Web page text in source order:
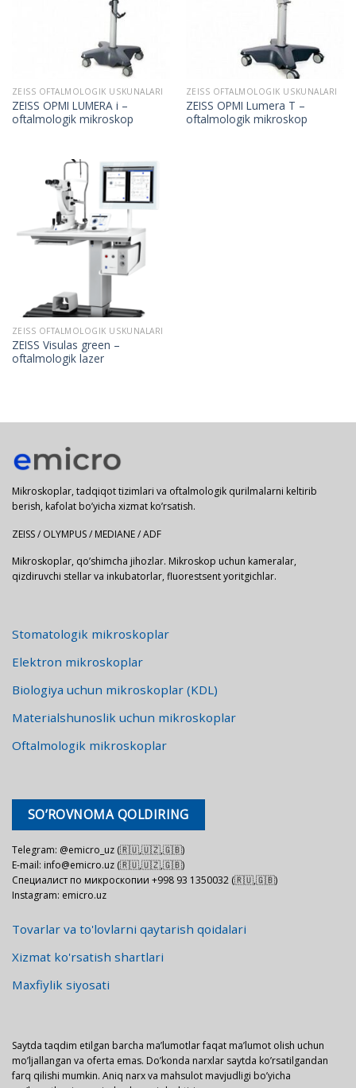
ZEISS OFTALMOLOGIK USKUNALARI
ZEISS OPMI LUMERA i –
oftalmologik mikroskop
ZEISS OFTALMOLOGIK USKUNALARI
ZEISS OPMI Lumera T –
oftalmologik mikroskop
ZEISS OFTALMOLOGIK USKUNALARI
ZEISS Visulas green –
oftalmologik lazer
Mikroskoplar, tadqiqot tizimlari va oftalmologik qurilmalarni keltirib
berish, kafolat bo’yicha xizmat ko’rsatish.
ZEISS / OLYMPUS / MEDIANE / ADF
Mikroskoplar, qo’shimcha jihozlar. Mikroskop uchun kameralar,
qizdiruvchi stellar va inkubatorlar, fluorestsent yoritgichlar.
Stomatologik mikroskoplar
Elektron mikroskoplar
Biologiya uchun mikroskoplar (KDL)
Materialshunoslik uchun mikroskoplar
Oftalmologik mikroskoplar
SO’ROVNOMA QOLDIRING
Telegram: @emicro_uz (🇷🇺,🇺🇿,🇬🇧)
E-mail: info@emicro.uz (🇷🇺,🇺🇿,🇬🇧)
Специалист по микроскопии +998 93 1350032 (🇷🇺,🇬🇧)
Instagram: emicro.uz
Tovarlar va to'lovlarni qaytarish qoidalari
Xizmat ko'rsatish shartlari
Maxfiylik siyosati
Saytda taqdim etilgan barcha ma’lumotlar faqat ma’lumot olish uchun
mo’ljallangan va oferta emas. Do’konda narxlar saytda ko’rsatilgandan
farq qilishi mumkin. Aniq narx va mahsulot mavjudligi bo’yicha